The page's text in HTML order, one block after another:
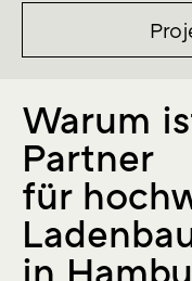
Warum
Partner
für
in